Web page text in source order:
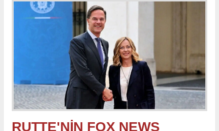
RUTTE'NİN FOX NEWS